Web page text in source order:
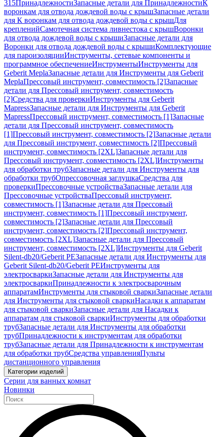
315ПринадлежностиЗапасные детали для ПринадлежностиК
воронкам для отвода дождевой воды с крышЗапасные детали
для К воронкам для отвода дождевой воды с крышДля
крепленийСамотечная система ливнестока с крышВоронки
для отвода дождевой воды с крышиЗапасные детали для
Воронки для отвода дождевой воды с крышиКомплектующие
для пароизоляцииИнструменты, сетевые компоненты и
программное обеспечениеИнструментыИнструменты для
Geberit MeplaЗапасные детали для Инструменты для Geberit
MeplaПрессовый инструмент, совместимость [2]Запасные
детали для Прессовый инструмент, совместимость
[2]Средства для проверкиИнструменты для Geberit
MapressЗапасные детали для Инструменты для Geberit
MapressПрессовый инструмент, совместимость [1]Запасные
детали для Прессовый инструмент, совместимость
[1]Прессовый инструмент, совместимость [2]Запасные детали
для Прессовый инструмент, совместимость [2]Прессовый
инструмент, совместимость [2XL]Запасные детали для
Прессовый инструмент, совместимость [2XL]Инструменты
для обработки трубЗапасные детали для Инструменты для
обработки трубОпрессовочная заглушкаСредства для
проверкиПрессовочные устройстваЗапасные детали для
Прессовочные устройстваПрессовый инструмент,
совместимость [1]Запасные детали для Прессовый
инструмент, совместимость [1]Прессовый инструмент,
совместимость [2]Запасные детали для Прессовый
инструмент, совместимость [2]Прессовый инструмент,
совместимость [2XL]Запасные детали для Прессовый
инструмент, совместимость [2XL]Инструменты для Geberit
Silent-db20/Geberit PEЗапасные детали для Инструменты для
Geberit Silent-db20/Geberit PEИнструменты для
электросваркиЗапасные детали для Инструменты для
электросваркиПринадлежности к электросварочным
аппаратамИнструменты для стыковой сваркиЗапасные детали
для Инструменты для стыковой сваркиНасадки к аппаратам
для стыковой сваркиЗапасные детали для Насадки к
аппаратам для стыковой сваркиИнструменты для обработки
трубЗапасные детали для Инструменты для обработки
трубПринадлежности к инструментам для обработки
трубЗапасные детали для Принадлежности к инструментам
для обработки трубСредства управленияПульты
дистанционного управления
Категории изделий
Серии для ванных комнат
Новинки